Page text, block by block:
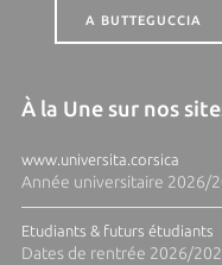
A BUTTEGUCCIA
À la Une sur nos
www.universita.corsica
Année universitaire 2026/
Etudiants & futurs étudiants
Dates de rentrée 2026/